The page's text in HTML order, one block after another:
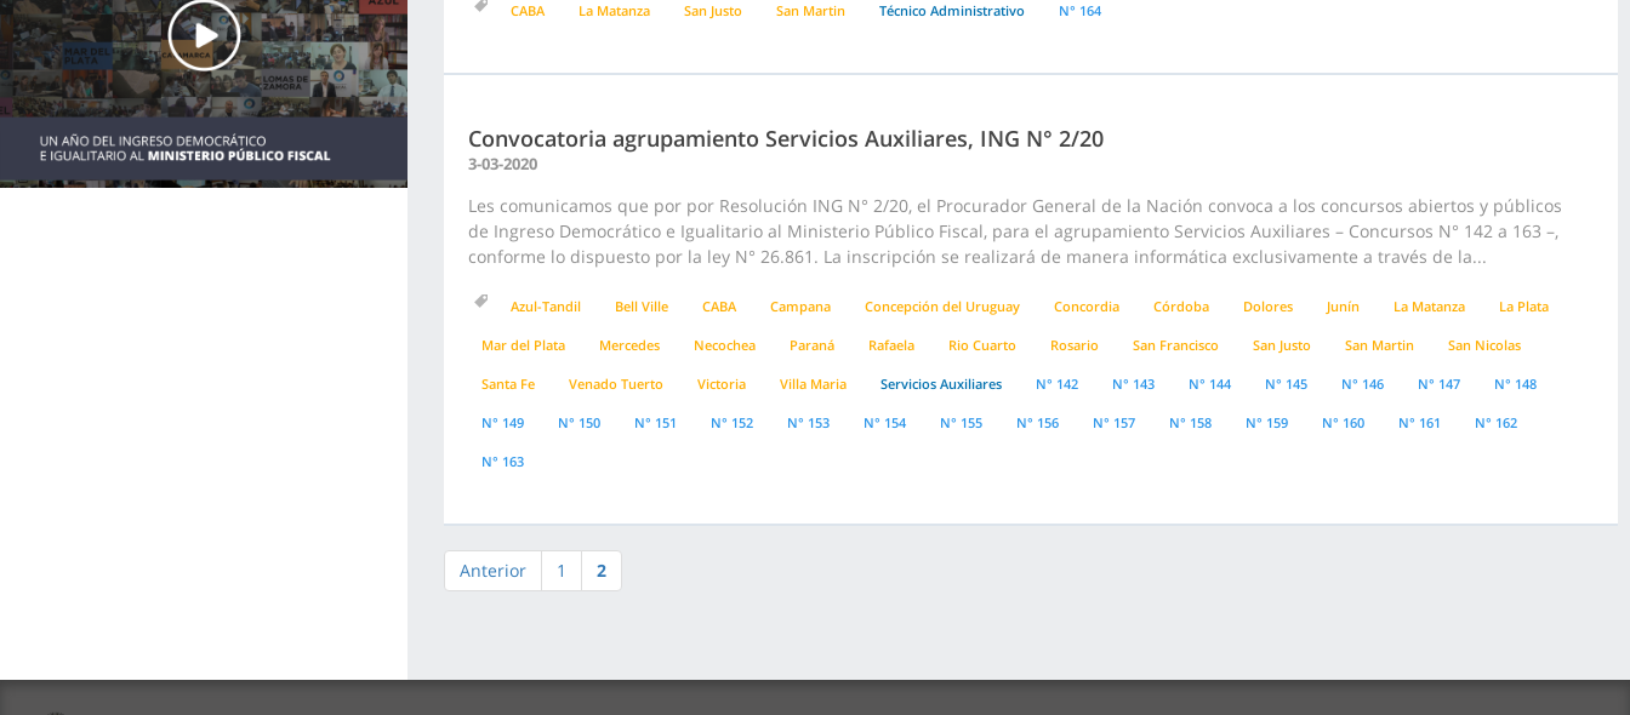
CABA La Matanza San Justo San Martin Técnico Administrativo N° 164
Convocatoria agrupamiento Servicios Auxiliares, ING N° 2/20
3-03-2020
Les comunicamos que por por Resolución ING N° 2/20, el Procurador General de la Nación convoca a los concursos abiertos y públicos
de Ingreso Democrático e Igualitario al Ministerio Público Fiscal, para el agrupamiento Servicios Auxiliares – Concursos N° 142 a 163 –,
conforme lo dispuesto por la ley N° 26.861. La inscripción se realizará de manera informática exclusivamente a través de la...
Azul-Tandil Bell Ville CABA Campana Concepción del Uruguay Concordia Córdoba Dolores Junín La Matanza La Plata
Mar del Plata Mercedes Necochea Paraná Rafaela Rio Cuarto Rosario San Francisco San Justo San Martin San Nicolas
Santa Fe Venado Tuerto Victoria Villa Maria Servicios Auxiliares N° 142 N° 143 N° 144 N° 145 N° 146 N° 147 N° 148
N° 149 N° 150 N° 151 N° 152 N° 153 N° 154 N° 155 N° 156 N° 157 N° 158 N° 159 N° 160 N° 161 N° 162
N° 163
Anterior 1 2